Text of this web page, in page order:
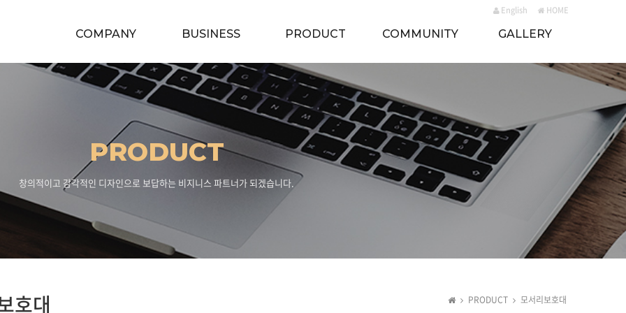
English HOME
COMPANY BUSINESS PRODUCT COMMUNITY GALLERY
PRODUCT
창의적이고 감각적인 디자인으로 보답하는 비지니스 파트너가 되겠습니다.
호대 PRODUCT 모서리보호대